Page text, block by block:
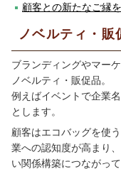
顧客との新たなご縁
ノベルティ・販
ブランディングやマー
ノベルティ・販促品。
例えばイベントで企業
とします。
顧客はエコバッグを使
業への認知度が高まり
い関係構築につながって